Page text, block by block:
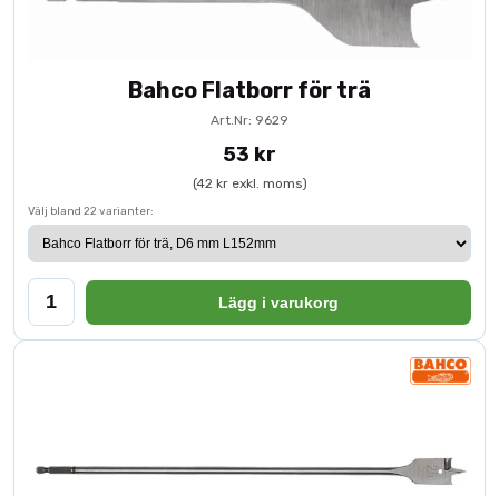
Bahco Flatborr för trä
Art.Nr: 9629
53 kr
(42 kr exkl. moms)
Välj bland 22 varianter:
Lägg i varukorg